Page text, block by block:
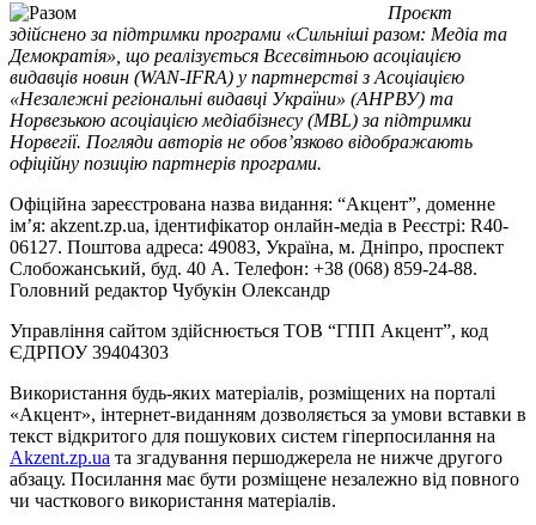
Проєкт
здійснено за підтримки програми «Сильніші разом: Медіа та
Демократія», що реалізується Всесвітньою асоціацією
видавців новин (WAN-IFRA) у партнерстві з Асоціацією
«Незалежні регіональні видавці України» (АНРВУ) та
Норвезькою асоціацією медіабізнесу (MBL) за підтримки
Норвегії. Погляди авторів не обов’язково відображають
офіційну позицію партнерів програми.
Офіційна зареєстрована назва видання: “Акцент”, доменне
ім’я: akzent.zp.ua, ідентифікатор онлайн-медіа в Реєстрі: R40-
06127. Поштова адреса: 49083, Україна, м. Дніпро, проспект
Слобожанський, буд. 40 А. Телефон: +38 (068) 859-24-88.
Головний редактор Чубукін Олександр
Управління сайтом здійснюється ТОВ “ГПП Акцент”, код
ЄДРПОУ 39404303
Використання будь-яких матеріалів, розміщених на порталі
«Акцент», інтернет-виданням дозволяється за умови вставки в
текст відкритого для пошукових систем гіперпосилання на
Akzent.zp.ua та згадування першоджерела не нижче другого
абзацу. Посилання має бути розміщене незалежно від повного
чи часткового використання матеріалів.